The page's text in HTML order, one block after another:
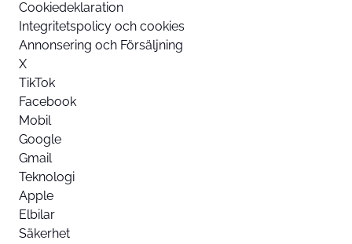
Cookiedeklaration
Integritetspolicy och cookies
Annonsering och Försäljning
X
TikTok
Facebook
Mobil
Google
Gmail
Teknologi
Apple
Elbilar
Säkerhet